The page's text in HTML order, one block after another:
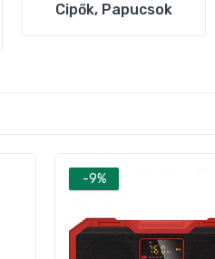
Cipők, Papucsok
-9%